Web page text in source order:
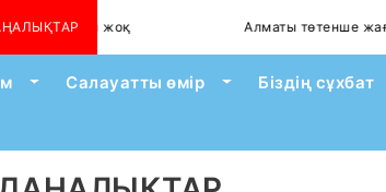
жоқ Алматы төтенше
Toggle Dropdown
Салауатты өмір Toggle Dropdown
Біздің сұхбат